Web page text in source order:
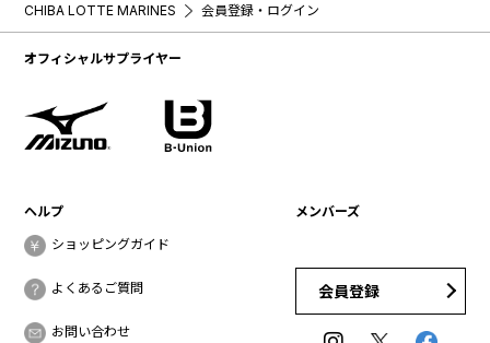
CHIBA LOTTE MARINES 会員登録・ログイン
オフィシャルサプライヤー
ヘルプ
ショッピングガイド
よくあるご質問
お問い合わせ
メンバーズ
会員登録